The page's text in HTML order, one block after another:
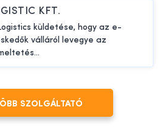
KFT.
küldetése, hogy az e-
válláról levegye az
SZOLGÁLTATÓ